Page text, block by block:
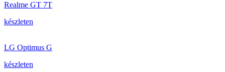
Realme GT 7T
készleten
LG Optimus G
készleten